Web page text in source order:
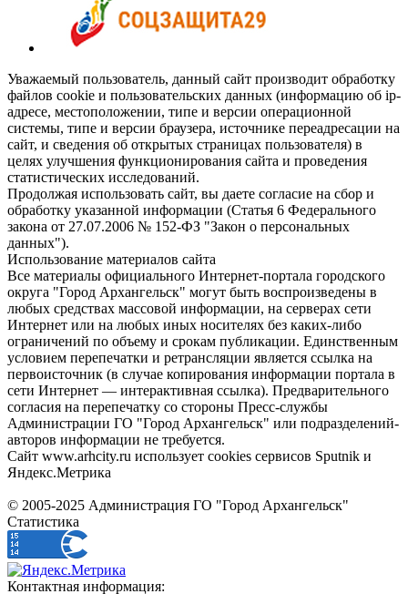
Уважаемый пользователь, данный сайт производит обработку
файлов cookie и пользовательских данных (информацию об ip-
адресе, местоположении, типе и версии операционной
системы, типе и версии браузера, источнике переадресации на
сайт, и сведения об открытых страницах пользователя) в
целях улучшения функционирования сайта и проведения
статистических исследований.
Продолжая использовать сайт, вы даете согласие на сбор и
обработку указанной информации (Статья 6 Федерального
закона от 27.07.2006 № 152-ФЗ "Закон о персональных
данных").
Использование материалов сайта
Все материалы официального Интернет-портала городского
округа "Город Архангельск" могут быть воспроизведены в
любых средствах массовой информации, на серверах сети
Интернет или на любых иных носителях без каких-либо
ограничений по объему и срокам публикации. Единственным
условием перепечатки и ретрансляции является ссылка на
первоисточник (в случае копирования информации портала в
сети Интернет — интерактивная ссылка). Предварительного
согласия на перепечатку со стороны Пресс-службы
Администрации ГО "Город Архангельск" или подразделений-
авторов информации не требуется.
Сайт www.arhcity.ru использует cookies сервисов Sputnik и
Яндекс.Метрика
© 2005-2025 Администрация ГО "Город Архангельск"
Статистика
Контактная информация: